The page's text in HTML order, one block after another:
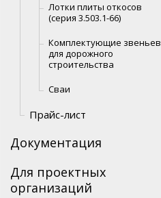
Лотки плиты откосов
(серия 3.503.1-66)
Комплектующие звеньев
для дорожного
строительства
Сваи
Прайс-лист
Документация
Для проектных
организаций